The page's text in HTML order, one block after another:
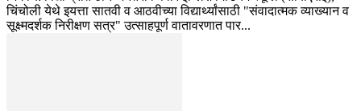
चिंचोली येथे इयत्ता सातवी व आठवीच्या विद्यार्थ्यांसाठी "संवादात्मक व्याख्यान व
सूक्ष्मदर्शक निरीक्षण सत्र" उत्साहपूर्ण वातावरणात पार...